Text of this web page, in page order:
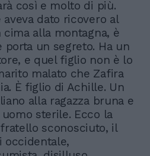
così e molto di più.
dato ricovero al
alla montagna, è
porta un segreto. Ha un
e quel figlio non è lo
malato che Zafira
È figlio di Achille. Un
alla ragazza bruna e
sterile. Ecco la
sconosciuto, il
occidentale,